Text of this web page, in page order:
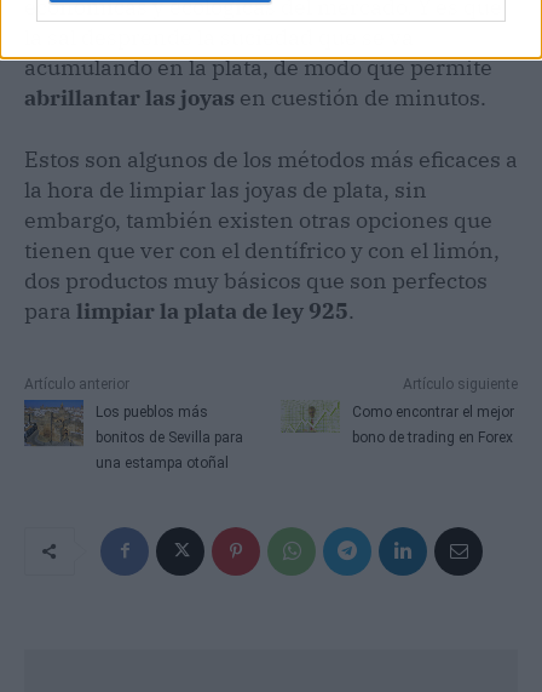
económicas y ecológicas del mercado. Y es que
acumulando en la plata, de modo que permite
abrillantar las joyas en cuestión de minutos.
Estos son algunos de los métodos más eficaces a
la hora de limpiar las joyas de plata, sin
embargo, también existen otras opciones que
tienen que ver con el dentífrico y con el limón,
dos productos muy básicos que son perfectos
para limpiar la plata de ley 925.
Artículo anterior
Los pueblos más
bonitos de Sevilla para
una estampa otoñal
Artículo siguiente
Como encontrar el mejor
bono de trading en Forex